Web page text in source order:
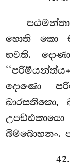
හොති කො
භවති.
දොණො
ඛාරසතිකො,
බිම්බොහනං.